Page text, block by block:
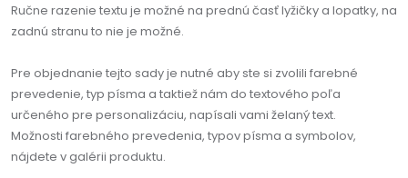
Ručne razenie textu je možné na prednú časť lyžičky a lopatky, na
zadnú stranu to nie je možné.
Pre objednanie tejto sady je nutné aby ste si zvolili farebné
prevedenie, typ písma a taktiež nám do textového poľa
určeného pre personalizáciu, napísali vami želaný text.
Možnosti farebného prevedenia, typov písma a symbolov,
nájdete v galérii produktu.